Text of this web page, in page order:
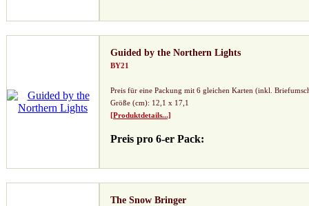
Guided by the Northern Lights
BY21
Preis für eine Packung mit 6 gleichen Karten (inkl.
Größe (cm): 12,1 x 17,1
[Produktdetails...]
Preis pro 6-er Pack:
The Snow Bringer